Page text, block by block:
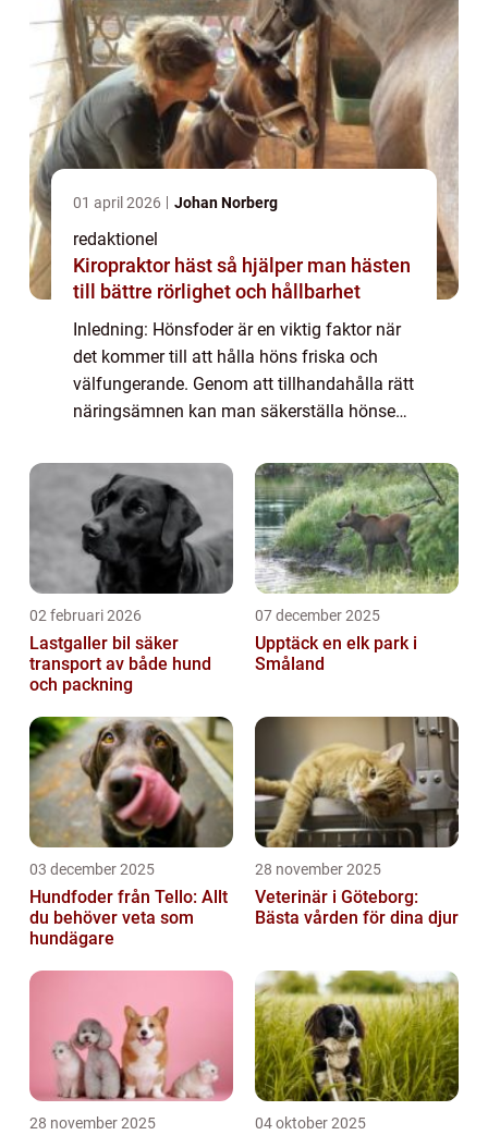
01 april 2026 Johan Norberg
redaktionel
Kiropraktor häst så hjälper man hästen
till bättre rörlighet och hållbarhet
Inledning: Hönsfoder är en viktig faktor när
det kommer till att hålla höns friska och
välfungerande. Genom att tillhandahålla rätt
näringsämnen kan man säkerställa hönsens
denna artikel kommer vi att ge en om...
02 februari 2026
Lastgaller bil säker
transport av både hund
och packning
07 december 2025
Upptäck en elk park i
Småland
03 december 2025
Hundfoder från Tello: Allt
du behöver veta som
hundägare
28 november 2025
Veterinär i Göteborg:
Bästa vården för dina djur
28 november 2025 04 oktober 2025